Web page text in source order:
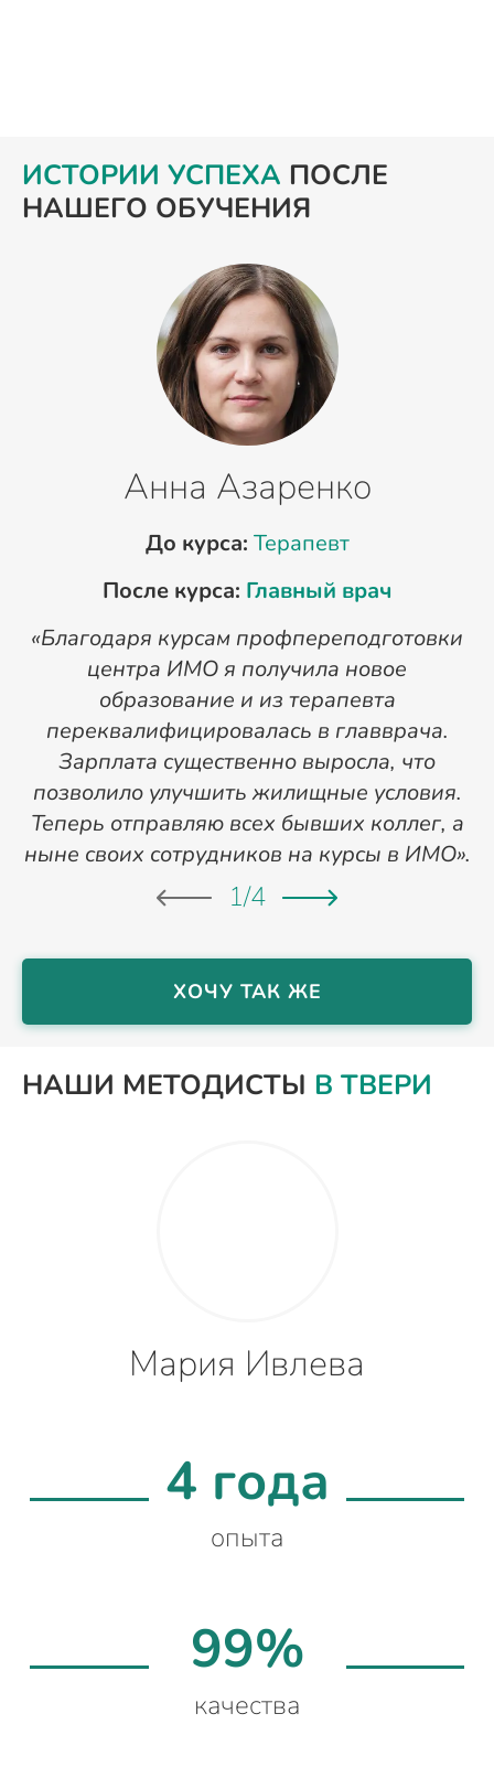
ИСТОРИИ УСПЕХА ПОСЛЕ
НАШЕГО ОБУЧЕНИЯ
Анна Азаренко
До курса: Терапевт
После курса: Главный врач
«Благодаря курсам профпереподготовки
центра ИМО я получила новое
образование и из терапевта
переквалифицировалась в главврача.
Зарплата существенно выросла, что
позволило улучшить жилищные условия.
Теперь отправляю всех бывших коллег, а
ныне своих сотрудников на курсы в ИМО».
1/4
ХОЧУ ТАК ЖЕ
НАШИ МЕТОДИСТЫ В ТВЕРИ
Мария Ивлева
4 года
опыта
99%
качества